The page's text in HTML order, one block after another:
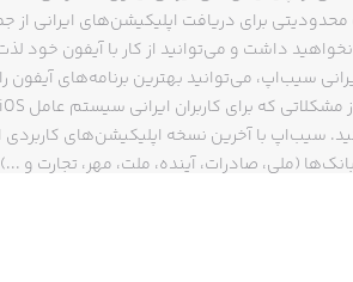
برای دریافت اپلیکیشن‌های ایرانی از
داشت و می‌توانید از کار با آیفون خود
سیب‌اپ، می‌توانید بهترین برنامه‌های آیفون
سیب‌اپ با آخرین نسخه اپلیکیشن‌های کاربردی
(ملی، صادرات، آینده، ملت، مهر، تجارت و